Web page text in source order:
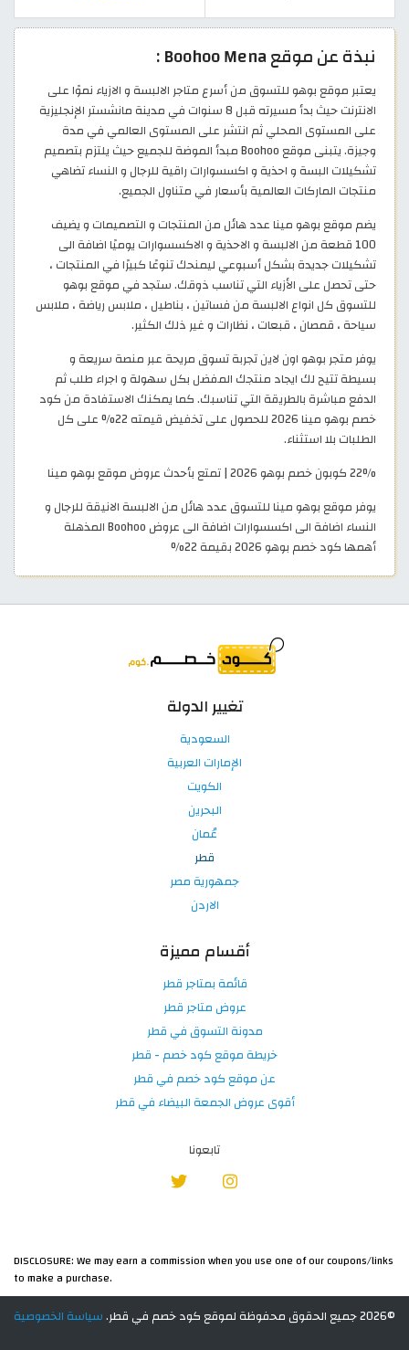
نبذة عن موقع Boohoo Mena :
يعتبر موقع بوهو للتسوق من أسرع متاجر الالبسة و الازياء نموًا على
الانترنت حيث بدأ مسيرته قبل 8 سنوات في مدينة مانشستر الإنجليزية
على المستوى المحلي ثم انتشر على المستوى العالمي في مدة
وجيزة. يتبنى موقع Boohoo مبدأ الموضة للجميع حيث يلتزم بتصميم
تشكيلات البسة و احذية و اكسسوارات راقية للرجال و النساء تضاهي
منتجات الماركات العالمية بأسعار في متناول الجميع.
يضم موقع بوهو مينا عدد هائل من المنتجات و التصميمات و يضيف
100 قطعة من الالبسة و الاحذية و الاكسسوارات يوميًا اضافة الى
تشكيلات جديدة بشكل أسبوعي ليمنحك تنوعًا كبيرًا في المنتجات ،
حتى تحصل على الأزياء التي تناسب ذوقك. ستجد في موقع بوهو
للتسوق كل انواع الالبسة من فساتين ، بناطيل ، ملابس رياضة ، ملابس
سياحة ، قمصان ، قبعات ، نظارات و غير ذلك الكثير.
يوفر متجر بوهو اون لاين تجربة تسوق مريحة عبر منصة سريعة و
بسيطة تتيح لك ايجاد منتجك المفضل بكل سهولة و اجراء طلب ثم
الدفع مباشرة بالطريقة التي تناسبك. كما يمكنك الاستفادة من كود
خصم بوهو مينا 2026 للحصول على تخفيض قيمته 22% على كل
الطلبات بلا استثناء.
22% كوبون خصم بوهو 2026 | تمتع بأحدث عروض موقع بوهو مينا
يوفر موقع بوهو مينا للتسوق عدد هائل من الالبسة الانيقة للرجال و
النساء اضافة الى اكسسوارات اضافة الى عروض Boohoo المذهلة
أهمها كود خصم بوهو 2026 بقيمة 22%
تغيير الدولة
السعودية
الإمارات العربية
الكويت
البحرين
عُمان
قطر
جمهورية مصر
الاردن
أقسام مميزة
قائمة بمتاجر قطر
عروض متاجر قطر
مدونة التسوق في قطر
خريطة موقع كود خصم - قطر
عن موقع كود خصم في قطر
أقوى عروض الجمعة البيضاء في قطر
تابعونا
DISCLOSURE: We may earn a commission when you use one of our coupons/links
to make a purchase.
©2026 جميع الحقوق محفوظة لموقع كود خصم في قطر. سياسة الخصوصية